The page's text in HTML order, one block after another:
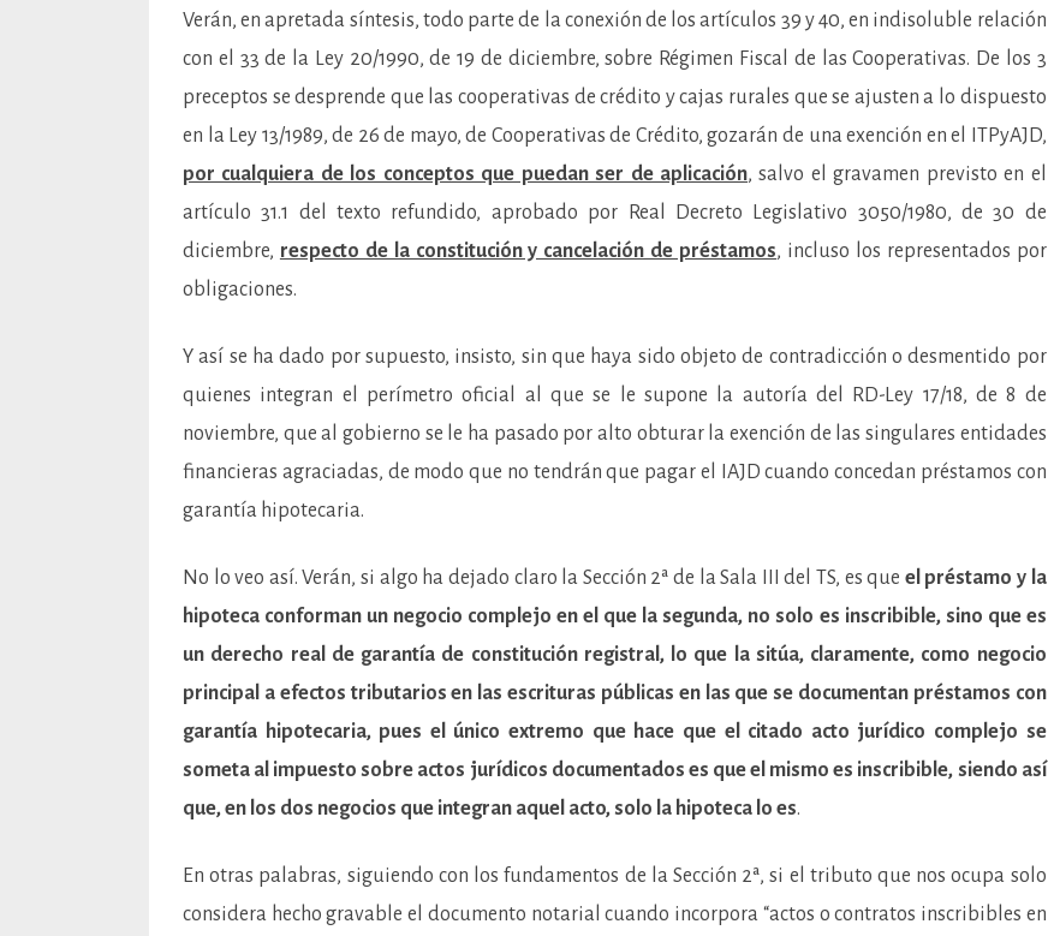
Verán, en apretada síntesis, todo parte de la conexión de los artículos 39 y 40, en indisoluble relación
con el 33 de la Ley 20/1990, de 19 de diciembre, sobre Régimen Fiscal de las Cooperativas. De los 3
preceptos se desprende que las cooperativas de crédito y cajas rurales que se ajusten a lo dispuesto
en la Ley 13/1989, de 26 de mayo, de Cooperativas de Crédito, gozarán de una exención en el ITPyAJD,
por cualquiera de los conceptos que puedan ser de aplicación, salvo el gravamen previsto en el
artículo 31.1 del texto refundido, aprobado por Real Decreto Legislativo 3050/1980, de 30 de
diciembre, respecto de la constitución y cancelación de préstamos, incluso los representados por
obligaciones.
Y así se ha dado por supuesto, insisto, sin que haya sido objeto de contradicción o desmentido por
quienes integran el perímetro oficial al que se le supone la autoría del RD-Ley 17/18, de 8 de
noviembre, que al gobierno se le ha pasado por alto obturar la exención de las singulares entidades
financieras agraciadas, de modo que no tendrán que pagar el IAJD cuando concedan préstamos con
garantía hipotecaria.
No lo veo así. Verán, si algo ha dejado claro la Sección 2ª de la Sala III del TS, es que el préstamo y la
hipoteca conforman un negocio complejo en el que la segunda, no solo es inscribible, sino que es
un derecho real de garantía de constitución registral, lo que la sitúa, claramente, como negocio
principal a efectos tributarios en las escrituras públicas en las que se documentan préstamos con
garantía hipotecaria, pues el único extremo que hace que el citado acto jurídico complejo se
someta al impuesto sobre actos jurídicos documentados es que el mismo es inscribible, siendo así
que, en los dos negocios que integran aquel acto, solo la hipoteca lo es.
En otras palabras, siguiendo con los fundamentos de la Sección 2ª, si el tributo que nos ocupa solo
considera hecho gravable el documento notarial cuando incorpora “actos o contratos inscribibles en